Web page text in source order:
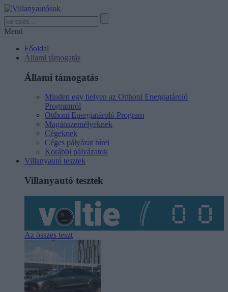
Menü
Főoldal
Állami támogatás
Állami támogatás
Minden egy helyen az Otthoni Energiatároló
Programról
Otthoni Energiatároló Program
Magánszemélyeknek
Cégeknek
Céges pályázat hírei
Korábbi pályázatok
Villanyautó tesztek
Villanyautó tesztek
Az összes teszt